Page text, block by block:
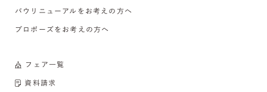
バウリニューアルをお考えの方へ
プロポーズをお考えの方へ
フェア一覧
資料請求